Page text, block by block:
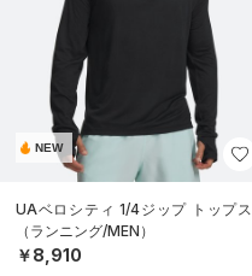
NEW
UAベロシティ 1/4ジップ トップス
（ランニング/MEN）
￥8,910